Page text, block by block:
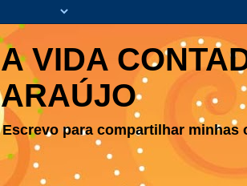
A VIDA
ARAÚJO
Escrevo para compartilhar minhas